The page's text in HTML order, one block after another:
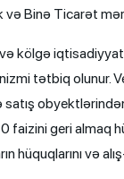
və Binə Ticarət
kölgə
tətbiq olunur.
faizini geri almaq
hüquqlarını və